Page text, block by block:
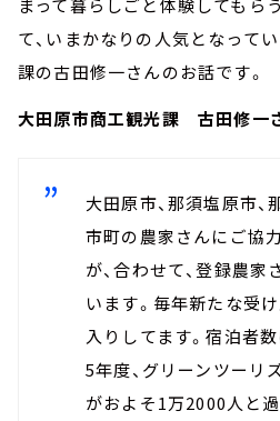
まって暮らしごと体験してもら
て、いまかなりの人気となって
課の古田修一さんのお話です。
大田原市商工観光課 古田修一
大田原市、那須塩原市、
市町の農家さんにご協
が、合わせて、登録農
います。毎年新たな受
入りしてます。宿泊者
5年度、グリーンツーリ
がおよそ1万2000人と